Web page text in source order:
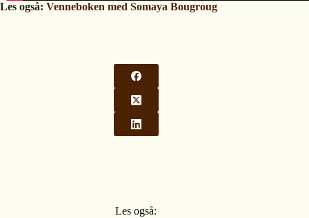
Les også: Venneboken med Somaya Bougroug
Les også: